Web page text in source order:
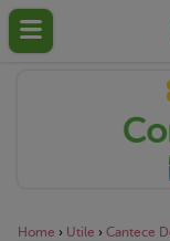
Home › Utile › Cantece